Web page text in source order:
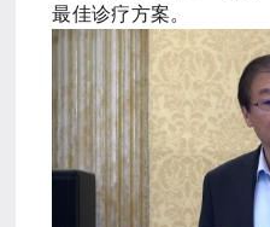
最佳诊疗方案。